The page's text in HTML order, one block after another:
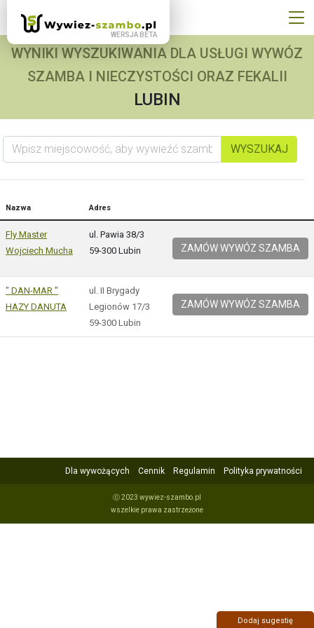
WYNIKI WYSZUKIWANIA DLA USŁUGI WYWÓZ
SZAMBA I NIECZYSTOŚCI ORAZ FEKALII
LUBIN
Wpisz miejscowość, aby wywieźć szambo
WYSZUKAJ
Nazwa Adres
Fly Master
Wojciech Mucha
ul. Pawia 38/3
59-300 Lubin
ZAMÓW WYWÓZ SZAMBA
" DAN-MAR "
HAZY DANUTA
ul. II Brygady
Legionów 17/3
59-300 Lubin
ZAMÓW WYWÓZ SZAMBA
Dla wywożących Cennik Regulamin Polityka prywatności
ⓒ 2023 wywiez-szambo.pl
wszelkie prawa zastrzeżone
Dodaj sugestię